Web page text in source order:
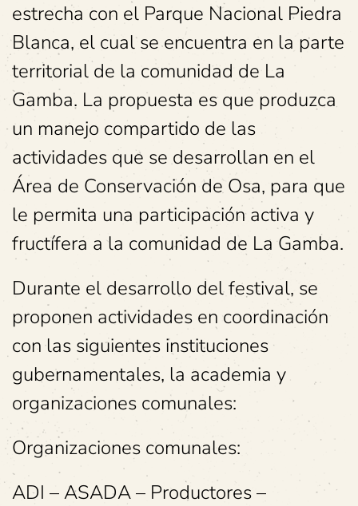
estrecha con el Parque Nacional Piedra
Blanca, el cual se encuentra en la parte
territorial de la comunidad de La
Gamba. La propuesta es que produzca
un manejo compartido de las
actividades que se desarrollan en el
Área de Conservación de Osa, para que
le permita una participación activa y
fructífera a la comunidad de La Gamba.
Durante el desarrollo del festival, se
proponen actividades en coordinación
con las siguientes instituciones
gubernamentales, la academia y
organizaciones comunales:
Organizaciones comunales:
ADI – ASADA – Productores –